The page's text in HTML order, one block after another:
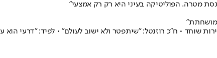
מושחתת"
שוחד • ח"כ רוזנטל: "שיתפטר ולא ישוב לעולם" • לפיד: "דרעי